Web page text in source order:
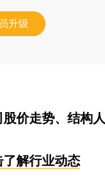
升级
股价走势、结构
了解行业动态